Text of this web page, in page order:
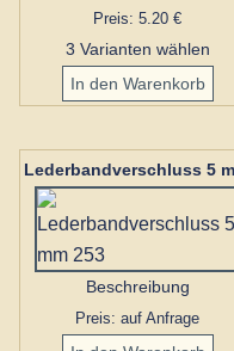
Preis: 5.20 €
3 Varianten wählen
Beschreibung
Preis: auf Anfrage